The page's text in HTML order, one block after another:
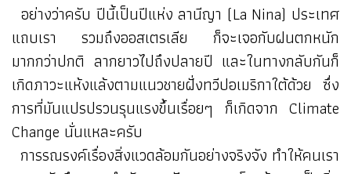
อย่างว่าครับ ปีนี้เป็นปีแห่ง ลานีญา (La Nina) ประเทศ
แถบเรา รวมถึงออสเตรเลีย ก็จะเจอกับฝนตกหนัก
มากกว่าปกติ ลากยาวไปถึงปลายปี และในทางกลับกันก็
เกิดภาวะแห้งแล้งตามแนวชายฝั่งทวีปอเมริกาใต้ด้วย ซึ่ง
การที่มันแปรปรวนรุนแรงขึ้นเรื่อยๆ ก็เกิดจาก Climate
Change นั่นแหละครับ
การรณรงค์เรื่องสิ่งแวดล้อมกันอย่างจริงจัง ทำให้คนเรา